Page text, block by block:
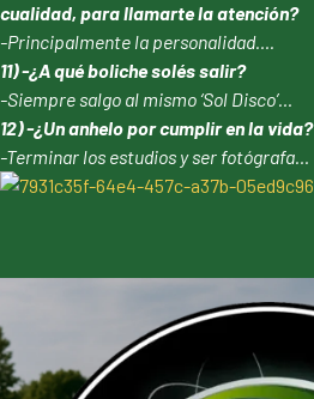
cualidad, para llamarte la atención?
-Principalmente la personalidad….
11) -¿A qué boliche solés salir?
-Siempre salgo al mismo ‘Sol Disco’…
12) -¿Un anhelo por cumplir en la vida?
-Terminar los estudios y ser fotógrafa…